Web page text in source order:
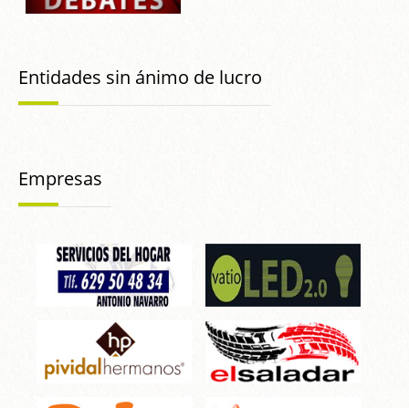
Entidades sin ánimo de lucro
Empresas